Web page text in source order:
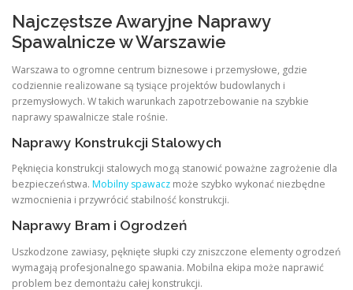
Najczęstsze Awaryjne Naprawy
Spawalnicze w Warszawie
Warszawa to ogromne centrum biznesowe i przemysłowe, gdzie
codziennie realizowane są tysiące projektów budowlanych i
przemysłowych. W takich warunkach zapotrzebowanie na szybkie
naprawy spawalnicze stale rośnie.
Naprawy Konstrukcji Stalowych
Pęknięcia konstrukcji stalowych mogą stanowić poważne zagrożenie dla
bezpieczeństwa. Mobilny spawacz może szybko wykonać niezbędne
wzmocnienia i przywrócić stabilność konstrukcji.
Naprawy Bram i Ogrodzeń
Uszkodzone zawiasy, pęknięte słupki czy zniszczone elementy ogrodzeń
wymagają profesjonalnego spawania. Mobilna ekipa może naprawić
problem bez demontażu całej konstrukcji.